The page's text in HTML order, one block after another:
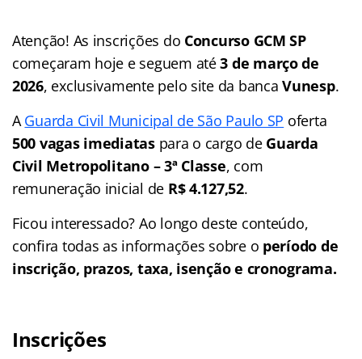
Atenção! As inscrições do Concurso GCM SP
começaram hoje e seguem até3 de março de
2026, exclusivamente pelo site da bancaVunesp.
AGuarda Civil Municipal de São Paulo SP oferta
500 vagas imediataspara o cargo de Guarda
Civil Metropolitano – 3ª Classe, com
remuneração inicial de R$ 4.127,52.
Ficou interessado? Ao longo deste conteúdo,
confira todas as informações sobre o período de
inscrição, prazos, taxa, isenção e cronograma.
Inscrições